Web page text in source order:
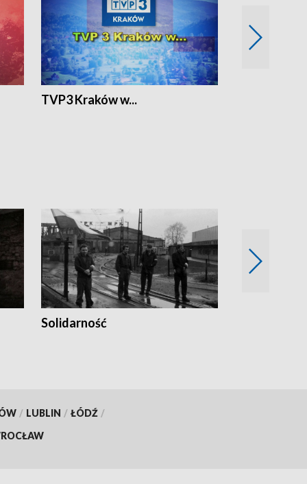
TVP3 Kraków w...
Solidarność
/ LUBLIN / ŁÓDŹ /